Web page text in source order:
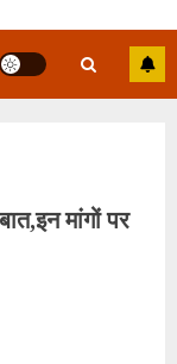
मांगों पर